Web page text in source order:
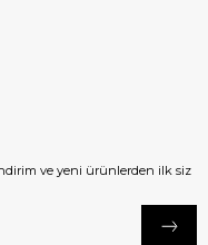
ve yeni ürünlerden ilk siz